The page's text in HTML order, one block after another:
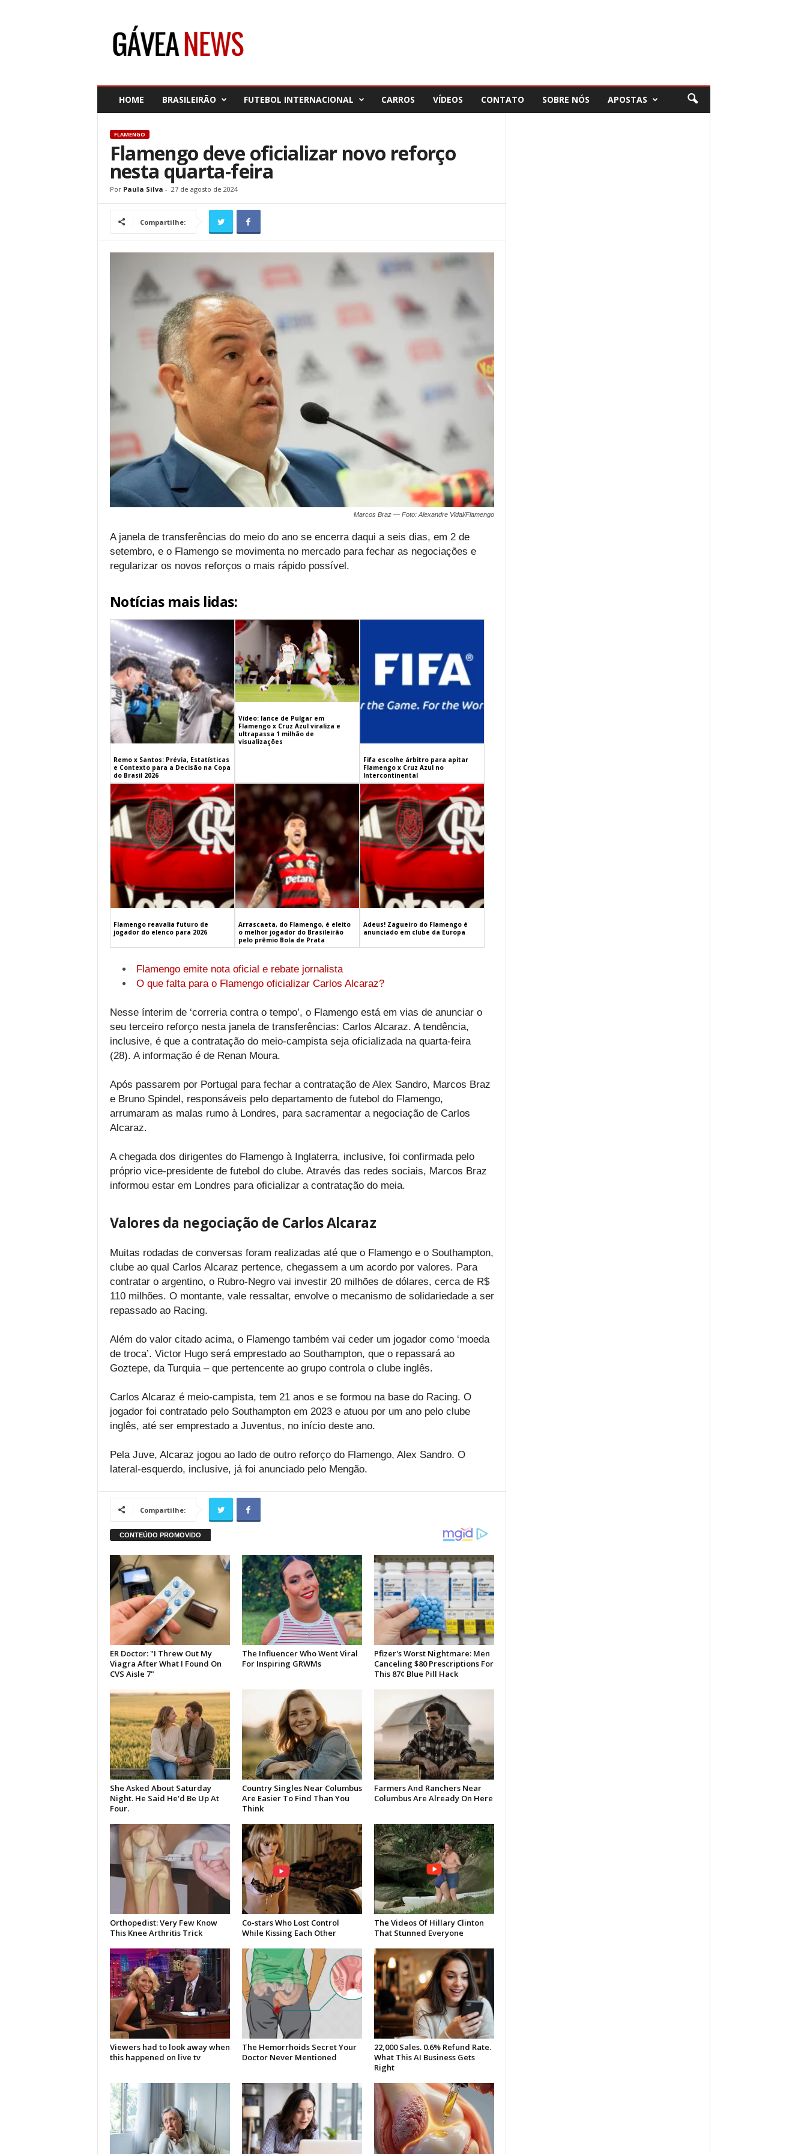
HOME BRASILEIRÃO FUTEBOL INTERNACIONAL CARROS VÍDEOS CONTATO SOBRE NÓS APOSTAS
FLAMENGO
Flamengo deve oficializar novo reforço
nesta quarta-feira
Por Paula Silva - 27 de agosto de 2024
Compartilhe:
Marcos Braz — Foto: Alexandre Vidal/Flamengo
A janela de transferências do meio do ano se encerra daqui a seis dias, em 2 de
setembro, e o Flamengo se movimenta no mercado para fechar as negociações e
regularizar os novos reforços o mais rápido possível.
Notícias mais lidas:
Remo x Santos: Prévia, Estatísticas
e Contexto para a Decisão na Copa
do Brasil 2026
Vídeo: lance de Pulgar em
Flamengo x Cruz Azul viraliza e
ultrapassa 1 milhão de
visualizações
Fifa escolhe árbitro para apitar
Flamengo x Cruz Azul no
Intercontinental
Flamengo reavalia futuro de
jogador do elenco para 2026
Arrascaeta, do Flamengo, é eleito
o melhor jogador do Brasileirão
pelo prêmio Bola de Prata
Adeus! Zagueiro do Flamengo é
anunciado em clube da Europa
Flamengo emite nota oficial e rebate jornalista
O que falta para o Flamengo oficializar Carlos Alcaraz?
Nesse ínterim de ‘correria contra o tempo’, o Flamengo está em vias de anunciar o
seu terceiro reforço nesta janela de transferências: Carlos Alcaraz. A tendência,
inclusive, é que a contratação do meio-campista seja oficializada na quarta-feira
(28). A informação é de Renan Moura.
Após passarem por Portugal para fechar a contratação de Alex Sandro, Marcos Braz
e Bruno Spindel, responsáveis pelo departamento de futebol do Flamengo,
arrumaram as malas rumo à Londres, para sacramentar a negociação de Carlos
Alcaraz.
A chegada dos dirigentes do Flamengo à Inglaterra, inclusive, foi confirmada pelo
próprio vice-presidente de futebol do clube. Através das redes sociais, Marcos Braz
informou estar em Londres para oficializar a contratação do meia.
Valores da negociação de Carlos Alcaraz
Muitas rodadas de conversas foram realizadas até que o Flamengo e o Southampton,
clube ao qual Carlos Alcaraz pertence, chegassem a um acordo por valores. Para
contratar o argentino, o Rubro-Negro vai investir 20 milhões de dólares, cerca de R$
110 milhões. O montante, vale ressaltar, envolve o mecanismo de solidariedade a ser
repassado ao Racing.
Além do valor citado acima, o Flamengo também vai ceder um jogador como ‘moeda
de troca’. Victor Hugo será emprestado ao Southampton, que o repassará ao
Goztepe, da Turquia – que pertencente ao grupo controla o clube inglês.
Carlos Alcaraz é meio-campista, tem 21 anos e se formou na base do Racing. O
jogador foi contratado pelo Southampton em 2023 e atuou por um ano pelo clube
inglês, até ser emprestado a Juventus, no início deste ano.
Pela Juve, Alcaraz jogou ao lado de outro reforço do Flamengo, Alex Sandro. O
lateral-esquerdo, inclusive, já foi anunciado pelo Mengão.
Compartilhe: